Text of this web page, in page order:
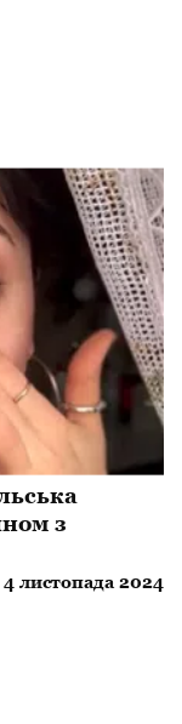
з
4 листопада 2024